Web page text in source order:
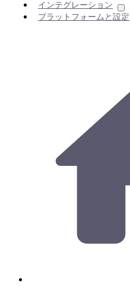
インテグレーション
プラットフォームと設定